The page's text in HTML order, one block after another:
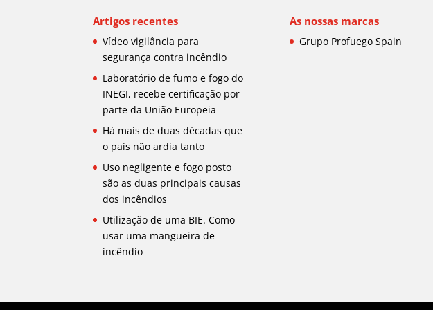
Artigos recentes
Vídeo vigilância para
segurança contra incêndio
Laboratório de fumo e fogo do
INEGI, recebe certificação por
parte da União Europeia
Há mais de duas décadas que
o país não ardia tanto
Uso negligente e fogo posto
são as duas principais causas
dos incêndios
Utilização de uma BIE. Como
usar uma mangueira de
incêndio
As nossas marcas
Grupo Profuego Spain